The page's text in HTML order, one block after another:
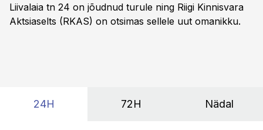
Liivalaia tn 24 on jõudnud turule ning Riigi Kinnisvara
Aktsiaselts (RKAS) on otsimas sellele uut omanikku.
24H 72H Nädal